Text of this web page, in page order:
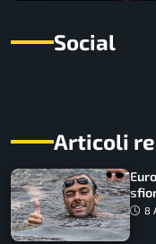
Social
Articoli
8